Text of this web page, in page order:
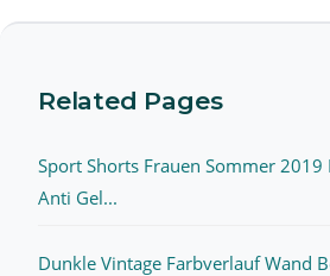
Related Pages
Sport Shorts Frauen Sommer 2019
Anti Gel...
Dunkle Vintage Farbverlauf Wand